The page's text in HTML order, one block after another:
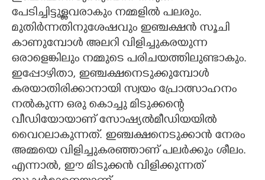
LITERATURE
CONTACT US
പേടിച്ചിട്ടുള്ളവരാകും നമ്മളിൽ പലരും.
മുതിർന്നതിനുശേഷവും ഇഞ്ചക്ഷൻ സൂചി
കാണുമ്പോൾ അലറി വിളിച്ചുകരയുന്ന
ഒരാളെങ്കിലും നമ്മുടെ പരിചയത്തിലുണ്ടാകും.
ഇപ്പോഴിതാ, ഇഞ്ചക്ഷനെടുക്കുമ്പോൾ
കരയാതിരിക്കാനായി സ്വയം പ്രോത്സാഹനം
നൽകുന്ന ഒരു കൊച്ചു മിടുക്കന്റെ
വീഡിയോയാണ് സോഷ്യൽമീഡിയയിൽ
വൈറലാകുന്നത്. ഇഞ്ചക്ഷനെടുക്കാൻ നേരം
അമ്മയെ വിളിച്ചുകരഞ്ഞാണ് പലർക്കും ശീലം.
എന്നാൽ, ഈ മിടുക്കൻ വിളിക്കുന്നത്